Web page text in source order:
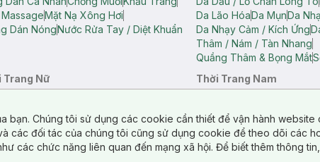
Mặt Nạ Xông Hơi
Dán NóngNước Rửa Tay / Diệt Khuẩn
Da Lão HóaDa MụnDa
Da Nhạy Cảm / Kích Ứng
Thâm / Nám / Tàn Nhang
Quầng Thâm & Bọng Mắt
Trang Nữ
Lót NữQuần Short Nữ
Thời Trang Nam
bạn. Chúng tôi sử dụng các cookie cần thiết để vận hành
các đối tác của chúng tôi cũng sử dụng cookie để theo dõi các
các chức năng liên quan đến mạng xã hội. Để biết thêm thông